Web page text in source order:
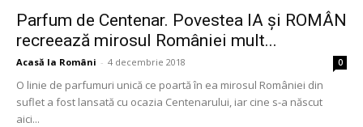
Parfum de Centenar. Povestea IA și ROMÂN
recreează mirosul României mult...
Acasă la Români - 4 decembrie 2018 0
O linie de parfumuri unică ce poartă în ea mirosul României din
suflet a fost lansată cu ocazia Centenarului, iar cine s-a născut
aici...